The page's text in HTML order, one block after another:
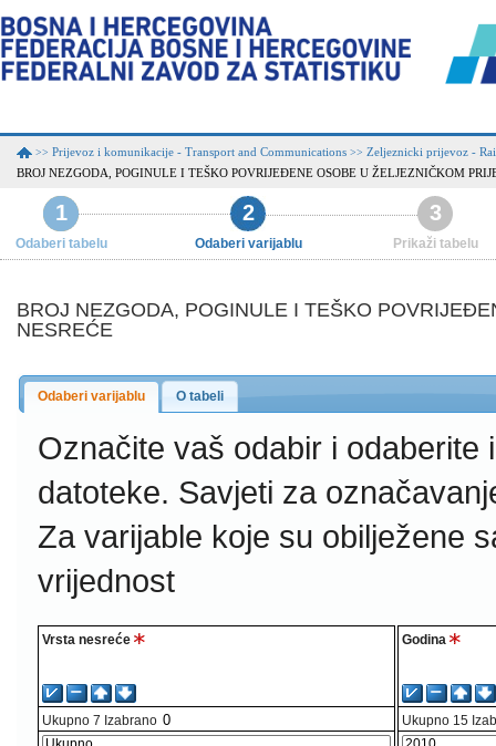
>> Prijevoz i komunikacije - Transport and Communications >> Zeljeznicki prijevoz -
BROJ NEZGODA, POGINULE I TEŠKO POVRIJEĐENE OSOBE U ŽELJEZNIČKOM
1
Odaberi tabelu
2
Odaberi varijablu
3
Prikaži tabelu
BROJ NEZGODA, POGINULE I TEŠKO
NESREĆE
Odaberi varijablu O tabeli
Označite vaš odabir i
datoteke. Savjeti za
Za varijable koje su obilježene
vrijednost
Vrsta nesreće
Ukupno 7 Izabrano
Godina
Ukupno 15